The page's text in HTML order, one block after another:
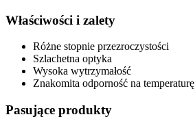
Właściwości i zalety
Różne stopnie przezroczystości
Szlachetna optyka
Wysoka wytrzymałość
Znakomita odporność na temperaturę
Pasujące produkty